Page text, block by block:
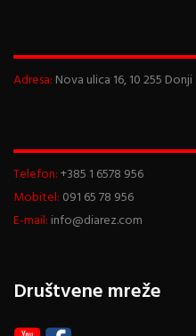
Adresa: Nova ulica 16, 10 255
Telefon:+385 1 6578 956
Mobitel: 091 65 78 956
E-mail: info@diarez.com
Društvene mreže